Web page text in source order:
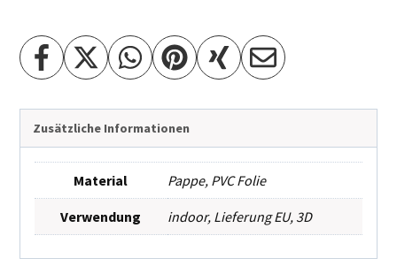
Zusätzliche Informationen
Material Pappe, PVC Folie
Verwendung indoor, Lieferung EU, 3D